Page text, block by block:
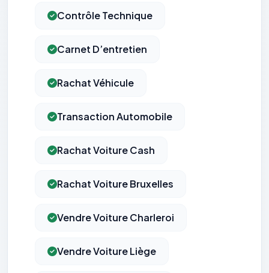
Contrôle Technique
Carnet D’entretien
Rachat Véhicule
Transaction Automobile
Rachat Voiture Cash
Rachat Voiture Bruxelles
Vendre Voiture Charleroi
Vendre Voiture Liège